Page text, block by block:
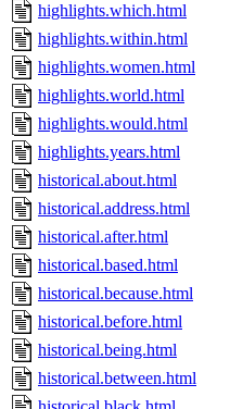
highlights.which.html
highlights.within.html
highlights.women.html
highlights.world.html
highlights.would.html
highlights.years.html
historical.about.html
historical.address.html
historical.after.html
historical.based.html
historical.because.html
historical.before.html
historical.being.html
historical.between.html